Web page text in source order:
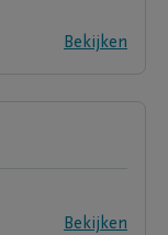
Bekijken
Bekijken